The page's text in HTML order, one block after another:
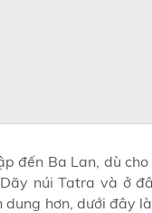
đến Ba Lan, dù
núi Tatra và ở
hơn, dưới đây